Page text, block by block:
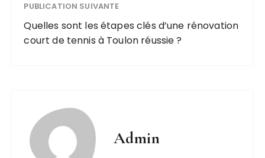
PUBLICATION SUIVANTE
Quelles sont les étapes clés d’une rénovation
court de tennis à Toulon réussie ?
Admin